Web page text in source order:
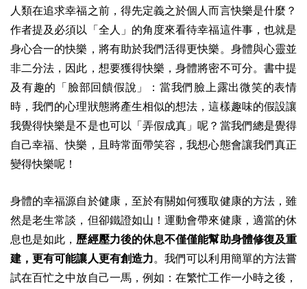
人類在追求幸福之前，得先定義之於個人而言快樂是什麼？
作者提及必須以「全人」的角度來看待幸福這件事，也就是
身心合一的快樂，將有助於我們活得更快樂。身體與心靈並
非二分法，因此，想要獲得快樂，身體將密不可分。書中提
及有趣的「臉部回饋假說」：當我們臉上露出微笑的表情
時，我們的心理狀態將產生相似的想法，這樣趣味的假設讓
我覺得快樂是不是也可以「弄假成真」呢？當我們總是覺得
自己幸福、快樂，且時常面帶笑容，我想心態會讓我們真正
變得快樂呢！
身體的幸福源自於健康，至於有關如何獲取健康的方法，雖
然是老生常談，但卻鐵證如山！運動會帶來健康，適當的休
息也是如此， 歷經壓力後的休息不僅僅能幫助身體修復及重
建，更有可能讓人更有創造力。我們可以利用簡單的方法嘗
試在百忙之中放自己一馬，例如：在繁忙工作一小時之後，